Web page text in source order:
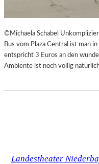
©Michaela Schabel
Bus vom Plaza Central ist man
entspricht 3 Euros an den
Ambiente ist noch völlig
Landestheater